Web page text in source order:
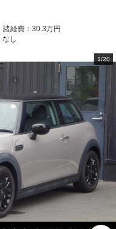
諸経費： 30.3万円
なし
1/20